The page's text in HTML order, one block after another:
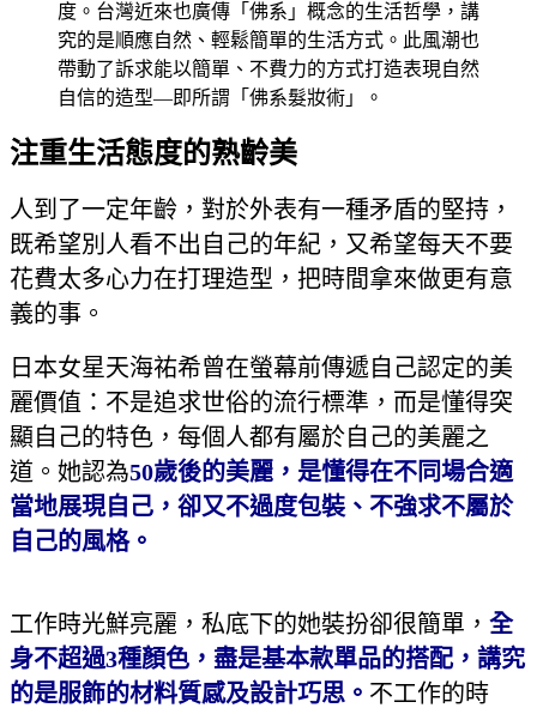
度。台灣近來也廣傳「佛系」概念的生活哲學，講
究的是順應自然、輕鬆簡單的生活方式。此風潮也
帶動了訴求能以簡單、不費力的方式打造表現自然
自信的造型—即所謂「佛系髮妝術」。
注重生活態度的熟齡美
人到了一定年齡，對於外表有一種矛盾的堅持，
既希望別人看不出自己的年紀，又希望每天不要
花費太多心力在打理造型，把時間拿來做更有意
義的事。
日本女星天海祐希曾在螢幕前傳遞自己認定的美
麗價值：不是追求世俗的流行標準，而是懂得突
顯自己的特色，每個人都有屬於自己的美麗之
道。她認為50歲後的美麗，是懂得在不同場合適
當地展現自己，卻又不過度包裝、不強求不屬於
自己的風格。
工作時光鮮亮麗，私底下的她裝扮卻很簡單， 全
身不超過3種顏色，盡是基本款單品的搭配，講究
的是服飾的材料質感及設計巧思。 不工作的時